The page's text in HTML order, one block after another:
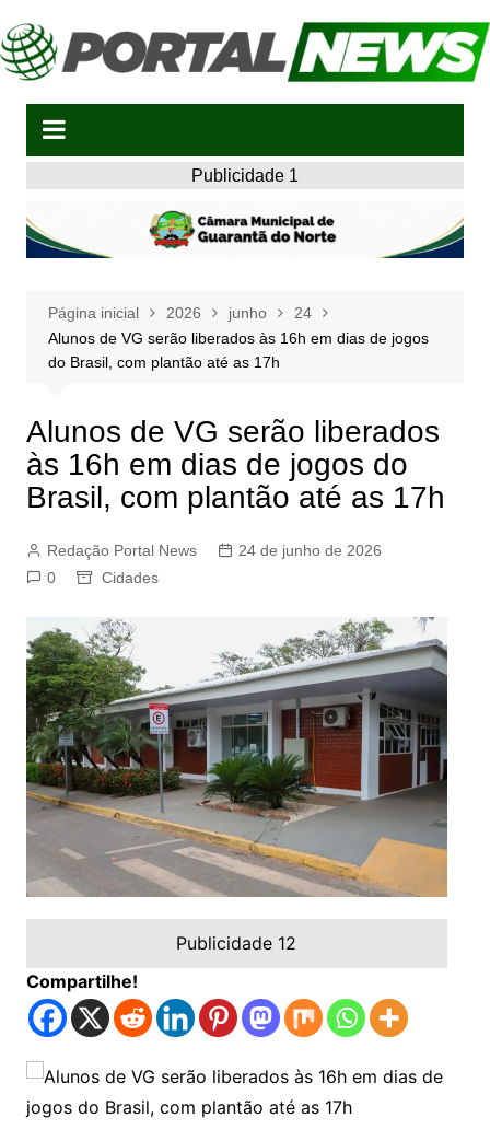
para
o
Publicidade 1
Página inicial 2026 junho
24
Alunos de VG serão liberados às 16h em dias de jogos
do Brasil, com plantão até as 17h
Alunos de VG serão liberados
às 16h em dias de jogos do
Brasil, com plantão até as 17h
Redação Portal News
24 de junho de 2026
0
Cidades
Publicidade 12
Compartilhe!